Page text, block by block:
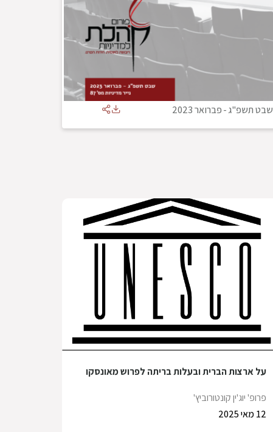
שבט תשפ"ג-פברואר 2023
על ארצות הברית ובעלות בריתה לפרוש מאונסקו
פרופ' יוג'ין קונטורוביץ'
12 מאי 2025